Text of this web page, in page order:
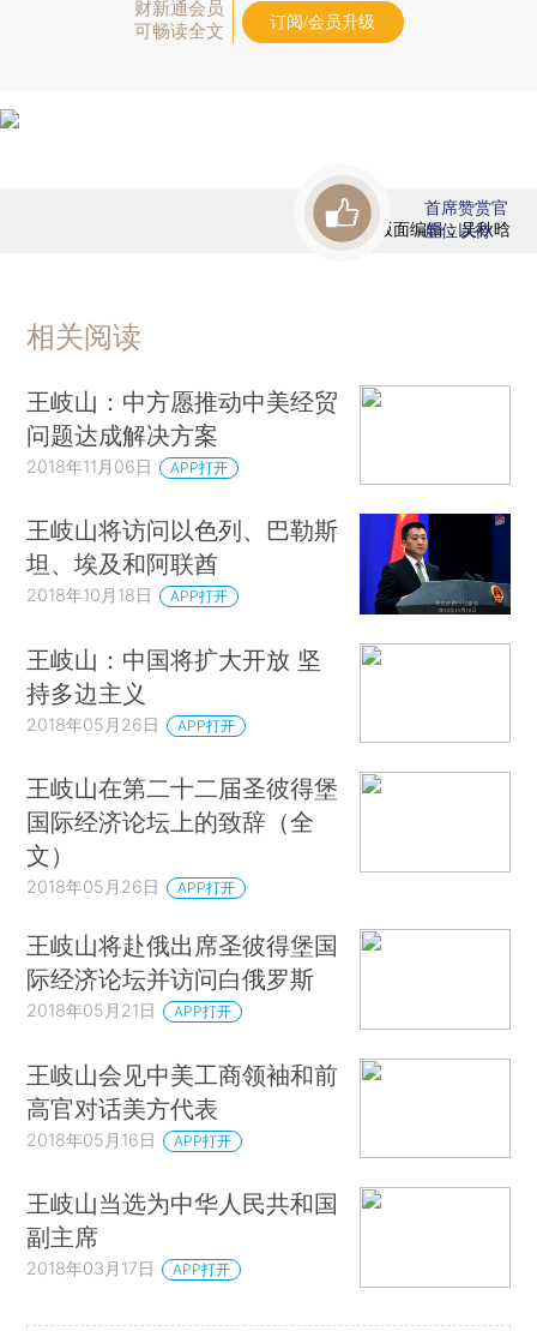
财新通会员
可畅读全文
订阅/会员升级
版面编辑：吴秋晗
首席赞赏官
虚位以待
相关阅读
王岐山：中方愿推动中美经贸
问题达成解决方案
2018年11月06日 APP打开
王岐山将访问以色列、巴勒斯
坦、埃及和阿联酋
2018年10月18日 APP打开
王岐山：中国将扩大开放 坚
持多边主义
2018年05月26日 APP打开
王岐山在第二十二届圣彼得堡
国际经济论坛上的致辞（全
文）
2018年05月26日 APP打开
王岐山将赴俄出席圣彼得堡国
际经济论坛并访问白俄罗斯
2018年05月21日 APP打开
王岐山会见中美工商领袖和前
高官对话美方代表
2018年05月16日 APP打开
王岐山当选为中华人民共和国
副主席
2018年03月17日 APP打开